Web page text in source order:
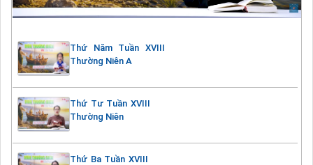
Thứ Năm Tuần XVIII
Thường Niên A
Thứ Tư Tuần XVIII
Thường Niên
Thứ Ba Tuần XVIII